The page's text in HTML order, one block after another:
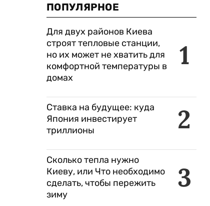
ПОПУЛЯРНОЕ
1
Для двух районов Киева
строят тепловые станции,
но их может не хватить для
комфортной температуры в
домах
2
Ставка на будущее: куда
Япония инвестирует
триллионы
3
Сколько тепла нужно
Киеву, или Что необходимо
сделать, чтобы пережить
зиму